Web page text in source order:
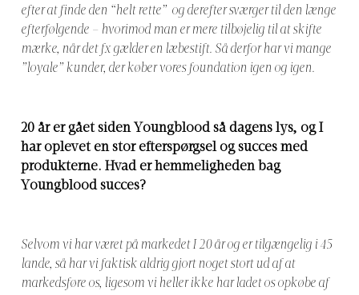
efter at finde den “helt rette” og derefter sværger til den længe
efterfølgende – hvorimod man er mere tilbøjelig til at skifte
mærke, når det fx gælder en læbestift. Så derfor har vi mange
”loyale” kunder, der køber vores foundation igen og igen.
20 år er gået siden Youngblood så dagens lys, og I
har oplevet en stor efterspørgsel og succes med
produkterne. Hvad er hemmeligheden bag
Youngblood succes?
Selvom vi har været på markedet I 20 år og er tilgængelig i 45
lande, så har vi faktisk aldrig gjort noget stort ud af at
markedsføre os, ligesom vi heller ikke har ladet os opkøbe af